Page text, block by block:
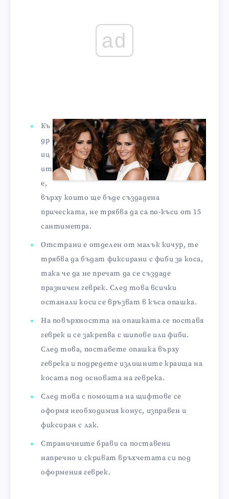
ad
Къ
др
иц
ит
е,
върху които ще бъде създадена
прическата, не трябва да са по-къси от 15
сантиметра.
Отстрани е отделен от малък кичур, те
трябва да бъдат фиксирани с фиби за коса,
така че да не пречат да се създаде
празничен геврек. След това всички
останали коси се връзват в къса опашка.
На повърхността на опашката се поставя
геврек и се закрепва с шипове или фиби.
След това, поставете опашка върху
геврека и подредете излишните краища на
косата под основата на геврека.
След това с помощта на щифтове се
оформя необходимия конус, изправен и
фиксиран с лак.
Страничните брави са поставени
напречно и скриват връхчетата си под
оформения геврек.